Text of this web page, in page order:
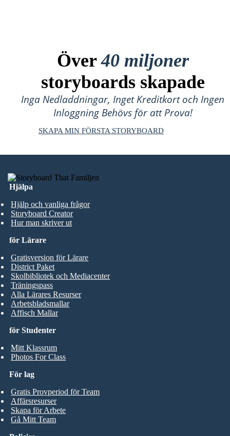
Över40 miljoner
storyboards skapade
Inga Nedladdningar, Inget Kreditkort och Ingen
Inloggning Behövs för att Prova!
SKAPA MIN FÖRSTA STORYBOARD
Hjälpa
Hjälp och vanliga frågor
Storyboard Creator
Hur man skriver ut
för Studenter
Mitt Klassrum
Photos For Class
för Lärare
Gratisversion för Lärare
District Paket
Skolbibliotek och Mediacenter
Träningspass
Alla Lärares Resurser
Arbetsbladsmallar
Affisch Mallar
För lag
Gratis Provperiod för Team
Affärsresurser
Skapa för Arbete
Gå Mitt Team